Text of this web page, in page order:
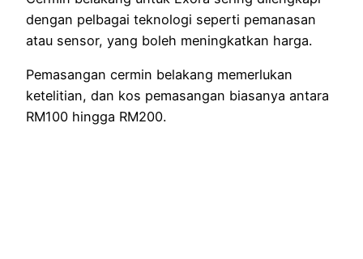
dengan pelbagai teknologi seperti pemanasan
atau sensor, yang boleh meningkatkan harga.
Pemasangan cermin belakang memerlukan
ketelitian, dan kos pemasangan biasanya antara
RM100 hingga RM200.